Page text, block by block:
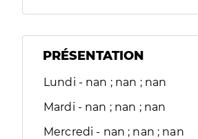
PRÉSENTATION
Lundi - nan ; nan ; nan
Mardi - nan ; nan ; nan
Mercredi - nan ; nan ; nan